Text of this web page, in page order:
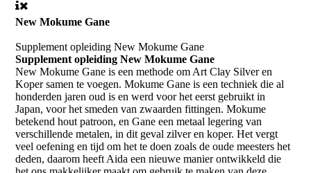
New Mokume Gane
Supplement opleiding New Mokume Gane
Supplement opleiding New Mokume Gane
New Mokume Gane is een methode om Art Clay Silver en
Koper samen te voegen. Mokume Gane is een techniek die al
honderden jaren oud is en werd voor het eerst gebruikt in
Japan, voor het smeden van zwaarden fittingen. Mokume
betekend hout patroon, en Gane een metaal legering van
verschillende metalen, in dit geval zilver en koper. Het vergt
veel oefening en tijd om het te doen zoals de oude meesters het
deden, daarom heeft Aida een nieuwe manier ontwikkeld die